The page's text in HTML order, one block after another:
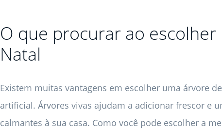
O que procurar ao
Natal
Existem muitas vantagens em escolher uma árvore
artificial. Árvores vivas ajudam a adicionar frescor e
calmantes à sua casa. Como você pode escolher a